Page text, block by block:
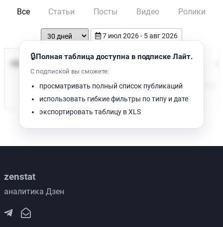
Все Статьи Посты Видео Ролики
7 июл 2026 - 5 авг 2026
Время чтения
Нет доступных публикаций. Попробуйте изменить фильтр.
🔒Полная таблица доступна в подписке Лайт.
С подпиской вы сможете:
просматривать полный список публикаций
использовать гибкие фильтры по типу и дате
экспортировать таблицу в XLS
zenstat
аналитика Дзен